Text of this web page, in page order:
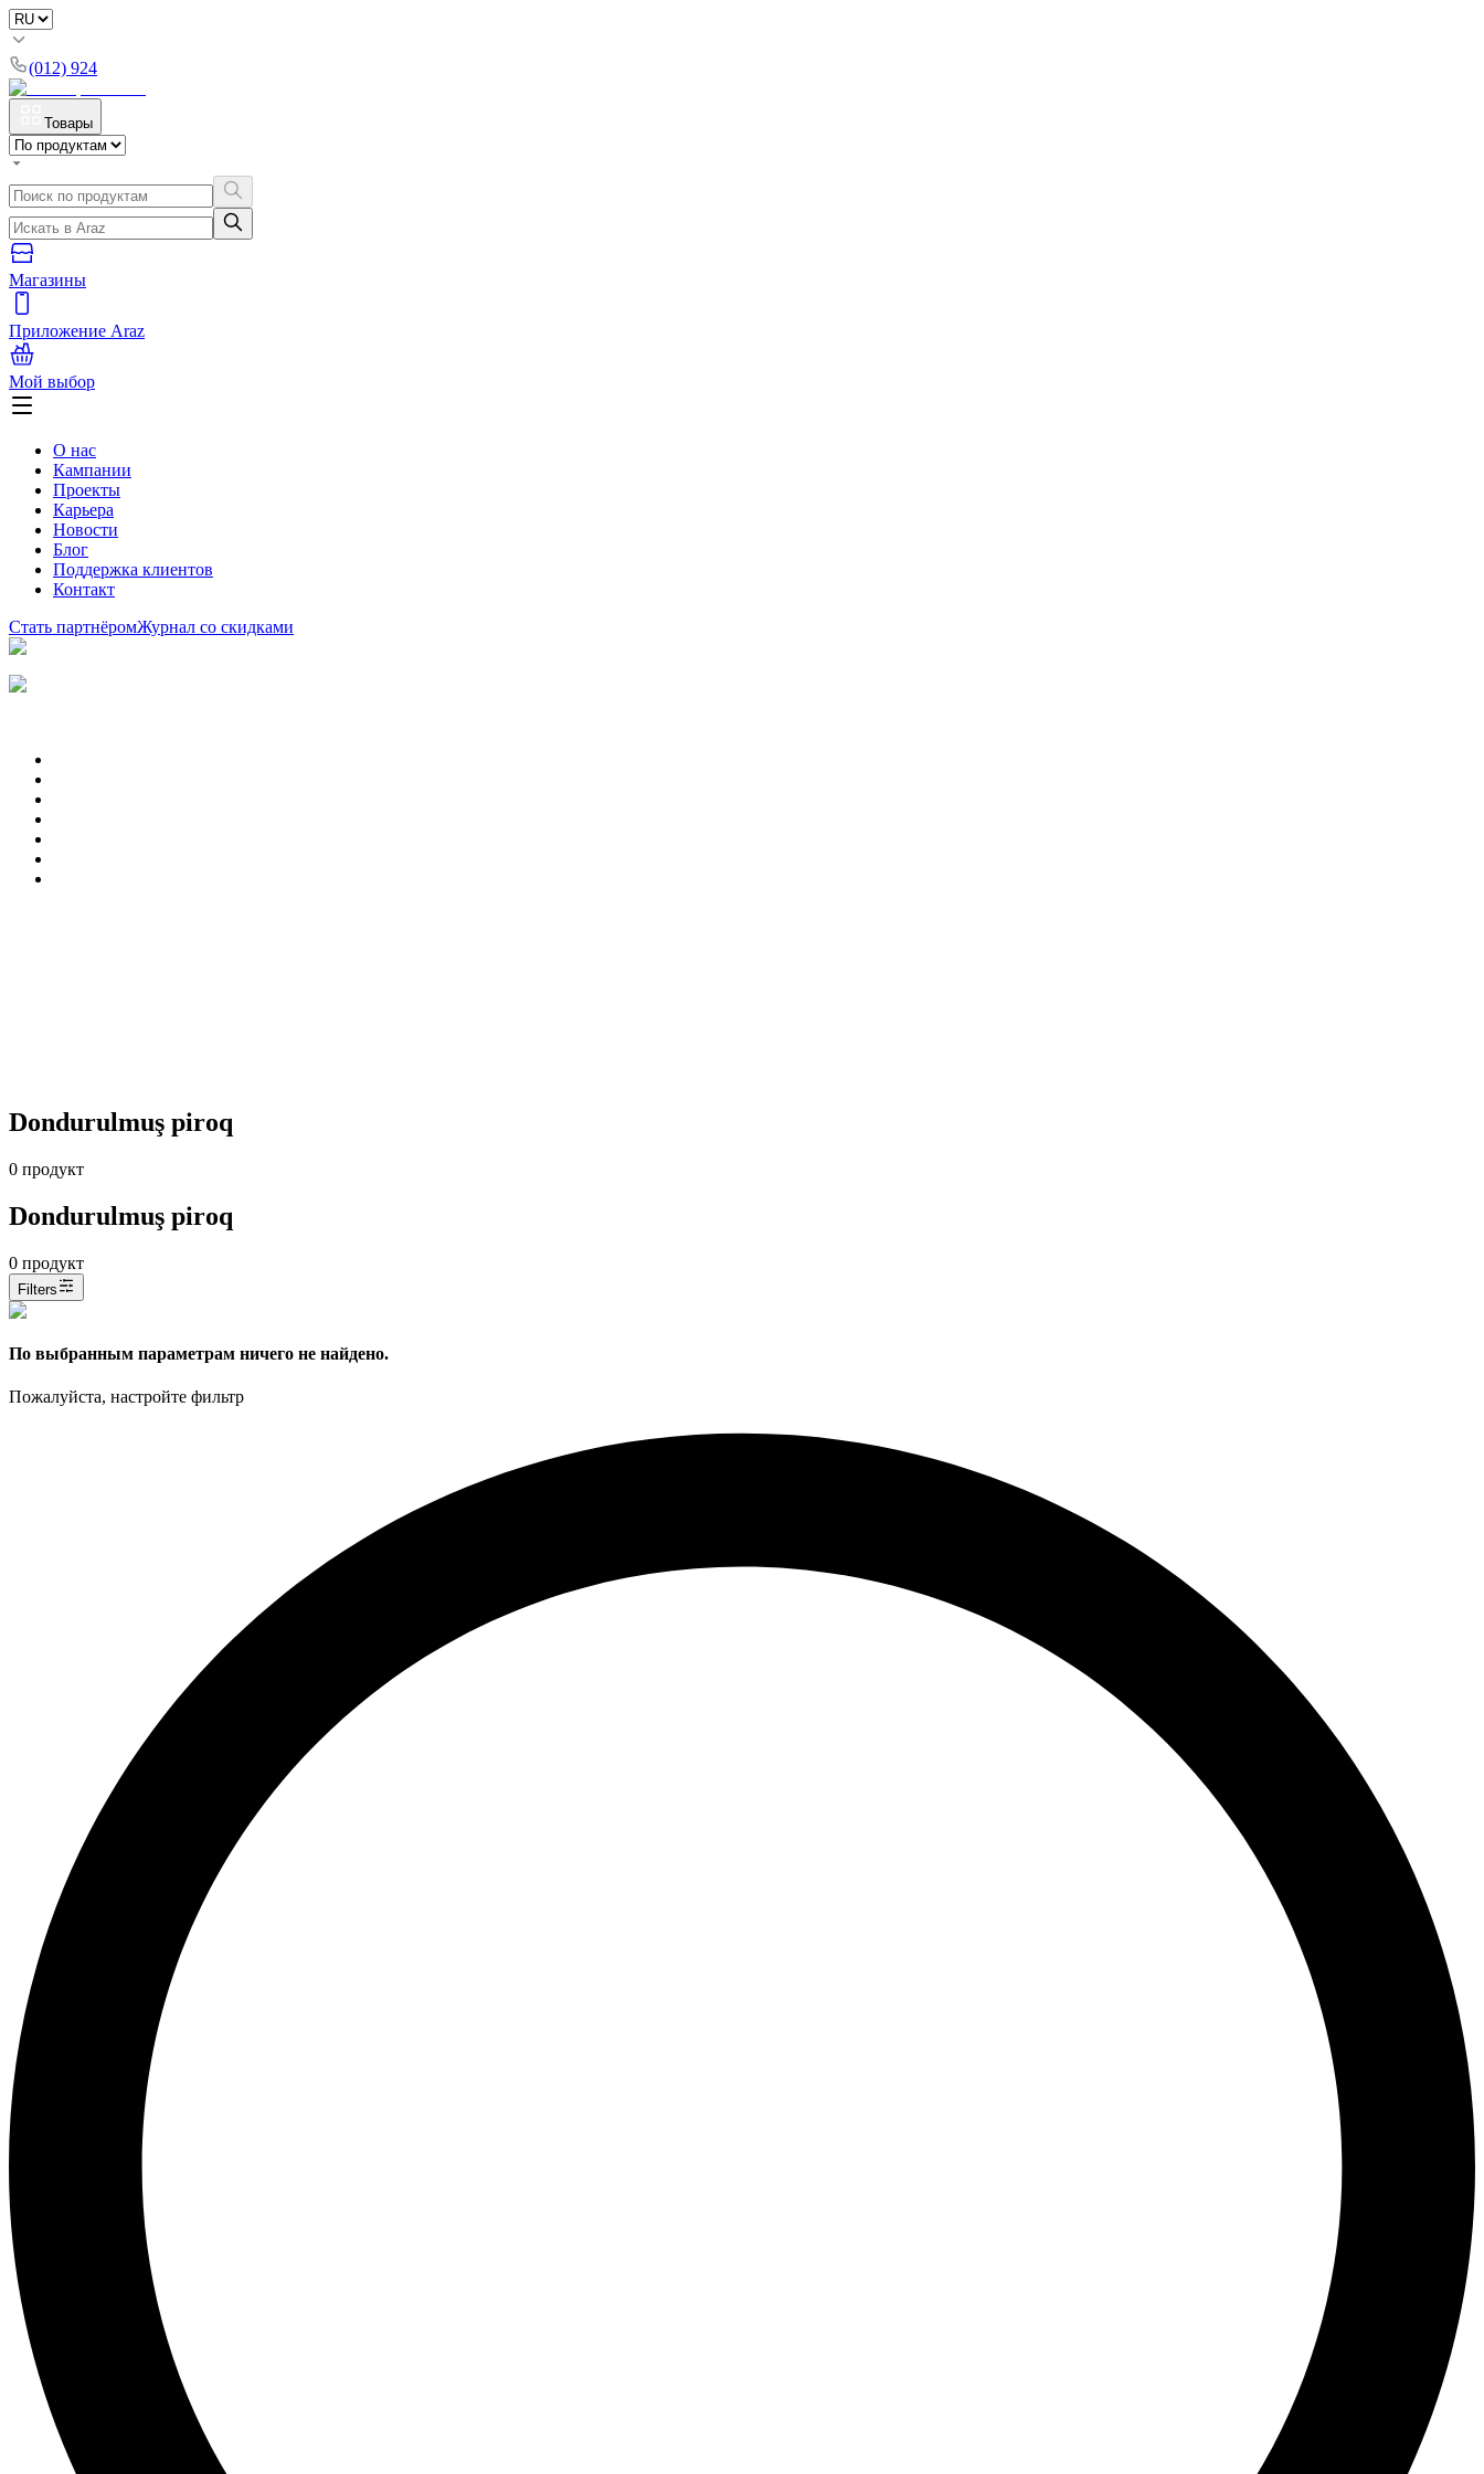
(012) 924
Товары
Магазины
Приложение Araz
Мой выбор
О нас
Кампании
Проекты
Карьера
Новости
Блог
Поддержка клиентов
Контакт
Стать партнёромЖурнал со скидками
Dondurulmuş piroq
0 продукт
Dondurulmuş piroq
0 продукт
Filters
По выбранным параметрам ничего не найдено.
Пожалуйста, настройте фильтр